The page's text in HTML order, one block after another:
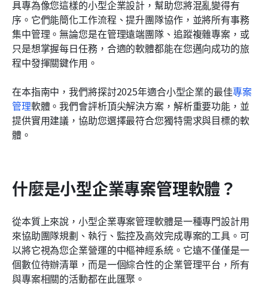
具專為像您這樣的小型企業設計，幫助您將混亂變得有
序。它們能簡化工作流程、提升團隊協作，並將所有事務
集中管理。無論您是在管理遠端團隊、追蹤複雜專案，或
只是想掌握每日任務，合適的軟體都能在您邁向成功的旅
程中發揮關鍵作用。
在本指南中，我們將探討2025年適合小型企業的最佳專案
管理軟體。我們會評析頂尖解決方案，解析重要功能，並
提供實用建議，協助您選擇最符合您獨特需求與目標的軟
體。
什麼是小型企業專案管理軟體？
從本質上來說，小型企業專案管理軟體是一種專門設計用
來協助團隊規劃、執行、監控及高效完成專案的工具。可
以將它視為您企業營運的中樞神經系統。它遠不僅僅是一
個數位待辦清單，而是一個綜合性的企業管理平台，所有
與專案相關的活動都在此匯聚。
常見問題
相關閱讀